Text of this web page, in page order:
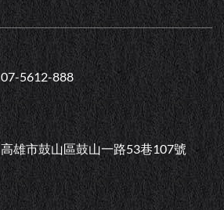
07-5612-888
高雄市鼓山區鼓山一路53巷107號